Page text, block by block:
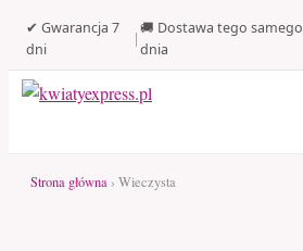
✔ Gwarancja 7
dni
|
🚚 Dostawa tego samego
dnia
Strona główna › Wieczysta